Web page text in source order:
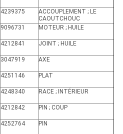
4239375
ACCOUPLEMENT ; LE
CAOUTCHOUC
9096731 MOTEUR ; HUILE
4212841 JOINT ; HUILE
3047919 AXE
4251146 PLAT
4248340 RACE ; INTÉRIEUR
4212842 PIN ; COUP
4252764 PIN